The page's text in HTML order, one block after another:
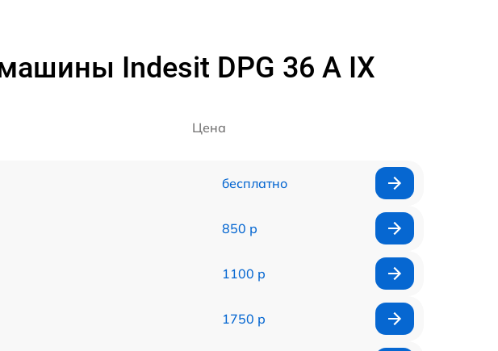
Indesit DPG 36 A IX
Цена
бесплатно
850 р
1100 р
1750 р